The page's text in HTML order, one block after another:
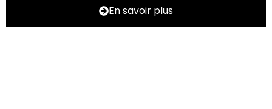
En savoir plus